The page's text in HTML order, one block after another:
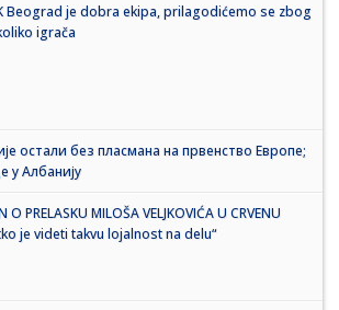
Beograd je dobra ekipa, prilagodićemo se zbog
igrača
остали без пласмана на првенство Европе;
у Албанију
O PRELASKU MILOŠA VELJKOVIĆA U CRVENU
je videti takvu lojalnost na delu“